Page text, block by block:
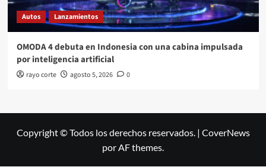
Autos Lanzamientos
OMODA 4 debuta en Indonesia con una cabina impulsada
por inteligencia artificial
rayo corte agosto 5, 2026 0
Copyright © Todos los derechos reservados. | CoverNews
por AF themes.